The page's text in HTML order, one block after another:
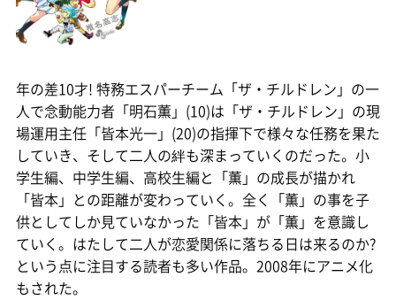
年の差10才! 特務エスパーチーム「ザ・チルドレン」の一
人で念動能力者「明石薫」(10)は「ザ・チルドレン」の現
場運用主任「皆本光一」(20)の指揮下で様々な任務を果た
していき、そして二人の絆も深まっていくのだった。小
学生編、中学生編、高校生編と「薫」の成長が描かれ
「皆本」との距離が変わっていく。全く「薫」の事を子
供としてしか見ていなかった「皆本」が「薫」を意識し
ていく。はたして二人が恋愛関係に落ちる日は来るのか?
という点に注目する読者も多い作品。2008年にアニメ化
もされた。